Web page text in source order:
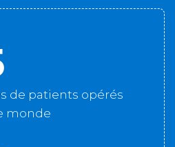
de patients opérés
monde